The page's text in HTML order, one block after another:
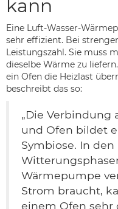
kann
Eine Luft-Wasser-
sehr effizient. Bei
Leistungszahl. Sie muss
dieselbe Wärme zu
ein Ofen die Heizlast
beschreibt das so:
„Die Verbindung
und Ofen bildet
Symbiose. In
Wärmepumpe
Strom braucht,
einem Ofen sehr